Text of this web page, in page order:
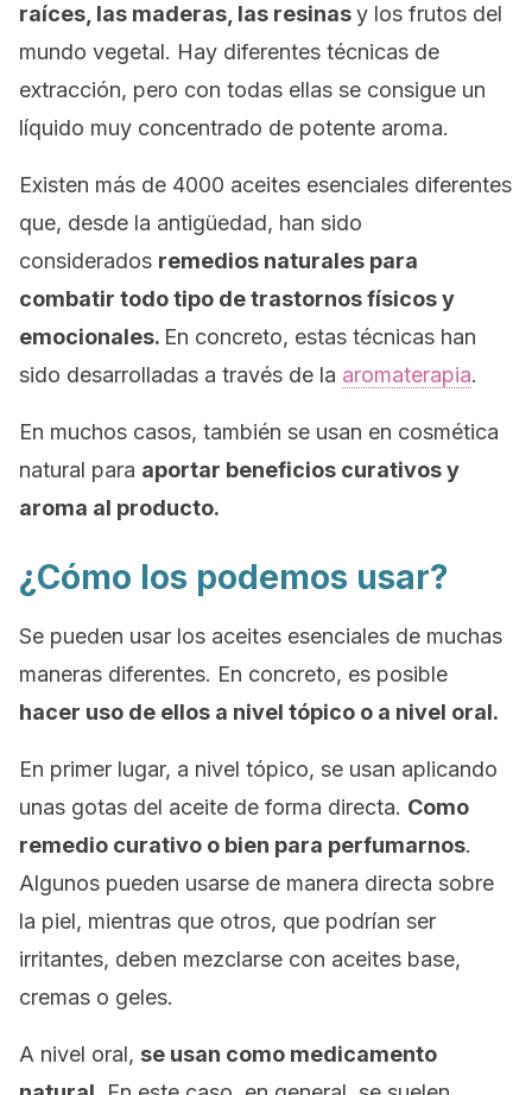
raíces, las maderas, las resinasy los frutos del
mundo vegetal. Hay diferentes técnicas de
extracción, pero con todas ellas se consigue un
líquido muy concentrado de potente aroma.
Existen más de 4000 aceites esenciales diferentes
que, desde la antigüedad, han sido
considerados remedios naturales para
combatir todo tipo de trastornos físicos y
emocionales. En concreto, estas técnicas han
sido desarrolladas a través de la aromaterapia.
En muchos casos, también se usan en cosmética
natural para aportar beneficios curativos y
aroma al producto.
¿Cómo los podemos usar?
Se pueden usar los aceites esenciales de muchas
maneras diferentes. En concreto, es posible
hacer uso de ellos a nivel tópico o a nivel oral.
En primer lugar, a nivel tópico, se usan aplicando
unas gotas del aceite de forma directa. Como
remedio curativo o bien para perfumarnos.
Algunos pueden usarse de manera directa sobre
la piel, mientras que otros, que podrían ser
irritantes, deben mezclarse con aceites base,
cremas o geles.
A nivel oral, se usan como medicamento